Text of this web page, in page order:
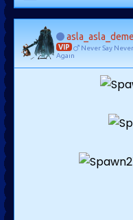
asla_asla_deme
VIP
Never Say Never
Agaın